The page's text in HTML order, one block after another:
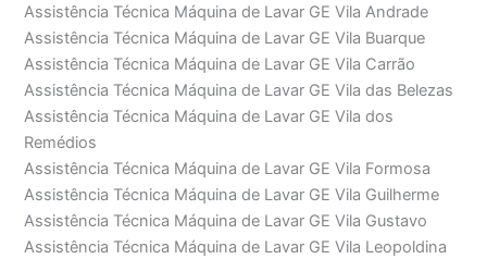
Assistência Técnica Máquina de Lavar GE Vila Andrade
Assistência Técnica Máquina de Lavar GE Vila Buarque
Assistência Técnica Máquina de Lavar GE Vila Carrão
Assistência Técnica Máquina de Lavar GE Vila das Belezas
Assistência Técnica Máquina de Lavar GE Vila dos
Remédios
Assistência Técnica Máquina de Lavar GE Vila Formosa
Assistência Técnica Máquina de Lavar GE Vila Guilherme
Assistência Técnica Máquina de Lavar GE Vila Gustavo
Assistência Técnica Máquina de Lavar GE Vila Leopoldina